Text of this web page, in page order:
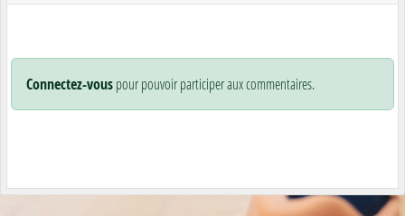
Connectez-vouspour pouvoir participer aux commentaires.